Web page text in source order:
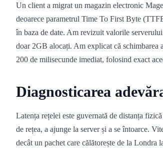
Un client a migrat un magazin electronic
deoarece parametrul Time To First Byte
în baza de date. Am revizuit valorile
doar 2GB alocați. Am explicat că
200 de milisecunde imediat, folosind exact
Diagnosticarea
Latența rețelei este guvernată de distanța
de rețea, a ajunge la server și a se întoarce.
decât un pachet care călătorește de la